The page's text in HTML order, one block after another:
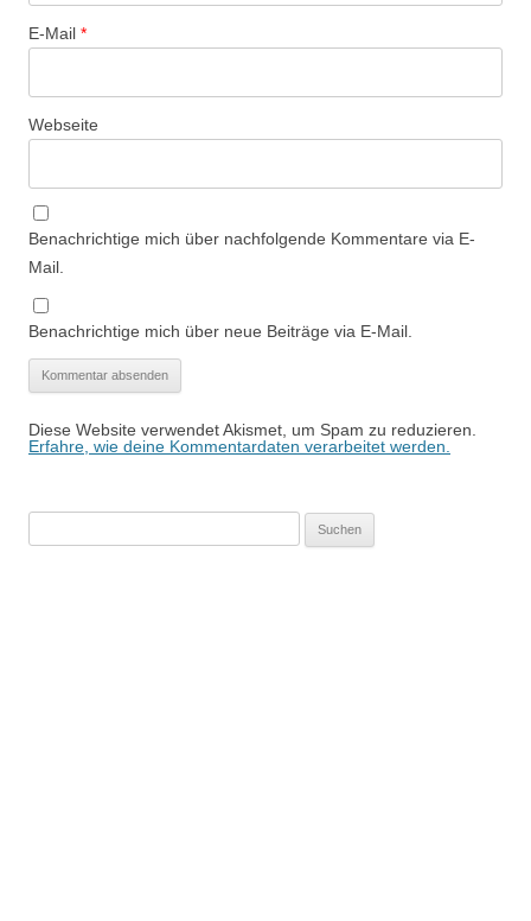
E-Mail *
Webseite
Benachrichtige mich über nachfolgende Kommentare via E-
Mail.
Benachrichtige mich über neue Beiträge via E-Mail.
Diese Website verwendet Akismet, um Spam zu reduzieren.
Erfahre, wie deine Kommentardaten verarbeitet werden.